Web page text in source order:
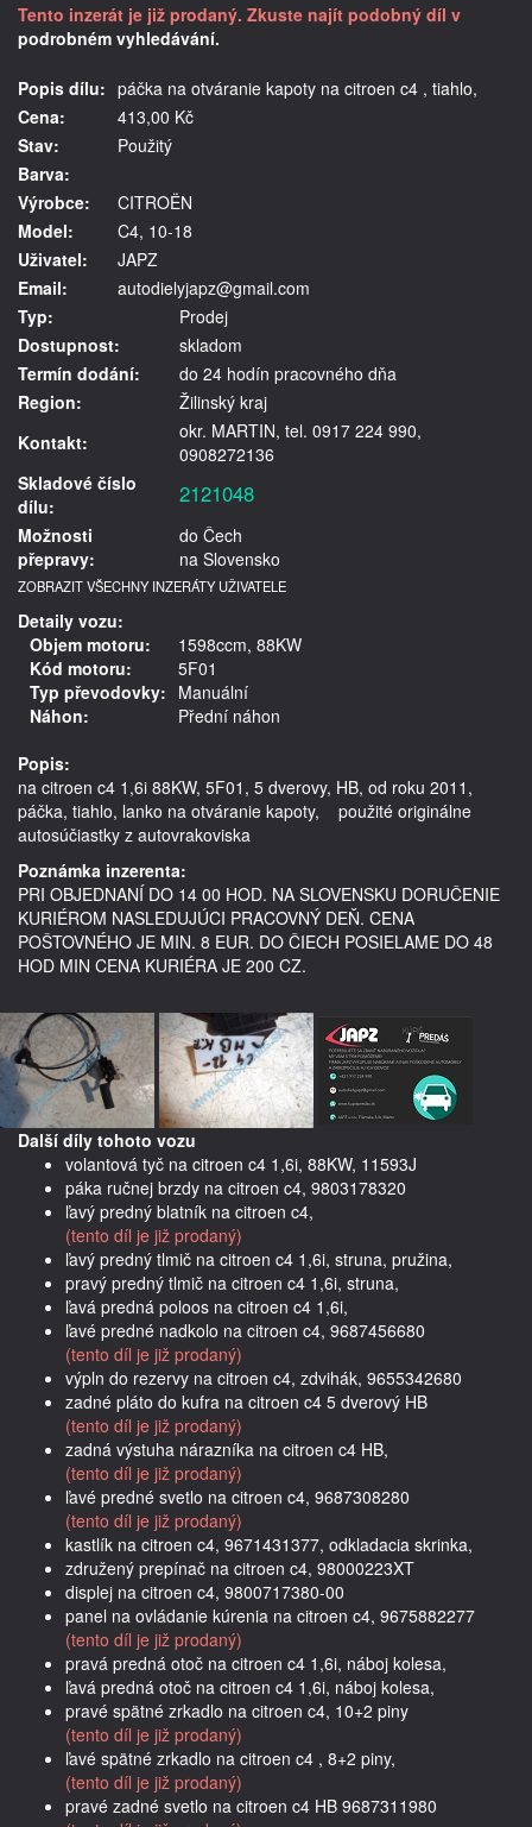
Tento inzerát je již prodaný. Zkuste najít podobný díl v
podrobném vyhledávání.
Popis dílu: páčka na otváranie kapoty na citroen c4 , tiahlo,
Cena:
413,00 Kč
Stav:
Použitý
Barva:
Výrobce:
CITROËN
Model:
C4, 10-18
Uživatel:
JAPZ
Email:
autodielyjapz@gmail.com
Typ:
Prodej
Dostupnost:
skladom
Termín dodání:
do 24 hodín pracovného dňa
Region:
Žilinský kraj
Kontakt:
okr. MARTIN, tel. 0917 224 990,
0908272136
Skladové číslo
dílu:
2121048
Možnosti
přepravy:
do Čech
na Slovensko
ZOBRAZIT VŠECHNY INZERÁTY UŽIVATELE
Detaily vozu:
Objem motoru:
1598ccm, 88KW
Kód motoru:
5F01
Typ převodovky: Manuální
Náhon:
Přední náhon
Popis:
na citroen c4 1,6i 88KW, 5F01, 5 dverovy, HB, od roku 2011,
páčka, tiahlo, lanko na otváranie kapoty,    použité originálne
autosúčiastky z autovrakoviska
Poznámka inzerenta:
PRI OBJEDNANÍ DO 14 00 HOD. NA SLOVENSKU DORUČENIE
KURIÉROM NASLEDUJÚCI PRACOVNÝ DEŇ. CENA
POŠTOVNÉHO JE MIN. 8 EUR. DO ČIECH POSIELAME DO 48
HOD MIN CENA KURIÉRA JE 200 CZ.
Další díly tohoto vozu
volantová tyč na citroen c4 1,6i, 88KW, 11593J
páka ručnej brzdy na citroen c4, 9803178320
ľavý predný blatník na citroen c4,
(tento díl je již prodaný)
ľavý predný tlmič na citroen c4 1,6i, struna, pružina,
pravý predný tlmič na citroen c4 1,6i, struna,
ľavá predná poloos na citroen c4 1,6i,
ľavé predné nadkolo na citroen c4, 9687456680
(tento díl je již prodaný)
výpln do rezervy na citroen c4, zdvihák, 9655342680
zadné pláto do kufra na citroen c4 5 dverový HB
(tento díl je již prodaný)
zadná výstuha nárazníka na citroen c4 HB,
(tento díl je již prodaný)
ľavé predné svetlo na citroen c4, 9687308280
(tento díl je již prodaný)
kastlík na citroen c4, 9671431377, odkladacia skrinka,
združený prepínač na citroen c4, 98000223XT
displej na citroen c4, 9800717380-00
panel na ovládanie kúrenia na citroen c4, 9675882277
(tento díl je již prodaný)
pravá predná otoč na citroen c4 1,6i, náboj kolesa,
ľavá predná otoč na citroen c4 1,6i, náboj kolesa,
pravé spätné zrkadlo na citroen c4, 10+2 piny
(tento díl je již prodaný)
ľavé spätné zrkadlo na citroen c4 , 8+2 piny,
(tento díl je již prodaný)
pravé zadné svetlo na citroen c4 HB 9687311980